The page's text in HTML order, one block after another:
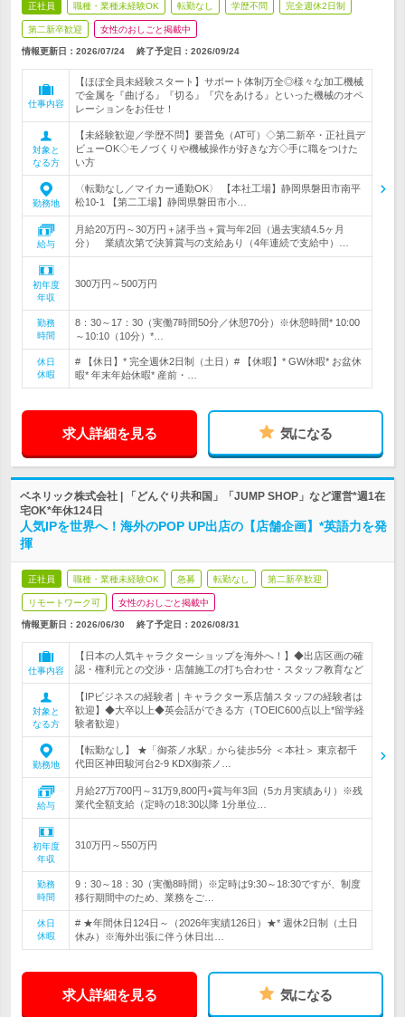
正社員 職種・業種未経験OK 転勤なし 学歴不問 完全週休2日制
第二新卒歓迎 女性のおしごと掲載中
情報更新日：2026/07/24 終了予定日： 2026/09/24
仕事内容
【ほぼ全員未経験スタート】サポート体制万全◎様々な加工機械
で金属を『曲げる』『切る』『穴をあける』といった機械のオペ
レーションをお任せ！
対象と
なる方
【未経験歓迎／学歴不問】要普免（AT可）◇第二新卒・正社員デ
ビューOK◇モノづくりや機械操作が好きな方◇手に職をつけた
い方
勤務地
〈転勤なし／マイカー通勤OK〉 【本社工場】静岡県磐田市南平
松10-1 【第二工場】静岡県磐田市小…
給与
月給20万円～30万円＋諸手当＋賞与年2回（過去実績4.5ヶ月
分） 業績次第で決算賞与の支給あり（4年連続で支給中）…
初年度
年収
300万円～500万円
勤務
時間
8：30～17：30（実働7時間50分／休憩70分）※休憩時間* 10:00
～10:10（10分）*…
休日
休暇
# 【休日】* 完全週休2日制（土日）# 【休暇】* GW休暇* お盆休
暇* 年末年始休暇* 産前・…
求人詳細を見る 気になる
ベネリック株式会社 | 「どんぐり共和国」「JUMP SHOP」など運営*週1在
宅OK*年休124日
人気IPを世界へ！海外のPOP UP出店の【店舗企画】*英語力を発
揮
正社員 職種・業種未経験OK 急募 転勤なし 第二新卒歓迎
リモートワーク可 女性のおしごと掲載中
情報更新日：2026/06/30 終了予定日： 2026/08/31
仕事内容
【日本の人気キャラクターショップを海外へ！】◆出店区画の確
認・権利元との交渉・店舗施工の打ち合わせ・スタッフ教育など
対象と
なる方
【IPビジネスの経験者｜キャラクター系店舗スタッフの経験者は
歓迎】◆大卒以上◆英会話ができる方（TOEIC600点以上*留学経
験者歓迎）
勤務地
【転勤なし】 ★「御茶ノ水駅」から徒歩5分 ＜本社＞ 東京都千
代田区神田駿河台2-9 KDX御茶ノ…
給与
月給27万700円～31万9,800円+賞与年3回（5カ月実績あり）※残
業代全額支給（定時の18:30以降 1分単位…
初年度
年収
310万円～550万円
勤務
時間
9：30～18：30（実働8時間）※定時は9:30～18:30ですが、制度
移行期間中のため、業務をご…
休日
休暇
# ★年間休日124日～（2026年実績126日）★* 週休2日制（土日
休み）※海外出張に伴う休日出…
求人詳細を見る 気になる